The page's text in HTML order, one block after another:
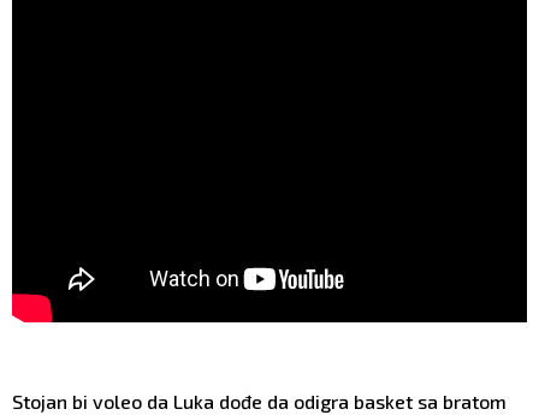
Stojan bi voleo da Luka dođe da odigra basket sa bratom